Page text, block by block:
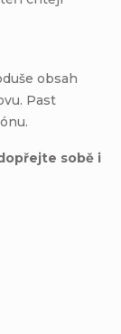
obsah
Past
sobě i